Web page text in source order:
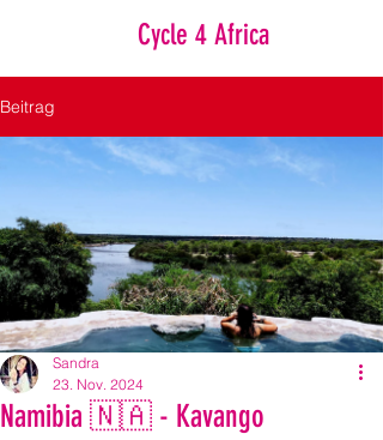
Cycle 4 Africa
Beitrag
Namibia 🇳🇦 - Kavango
Sandra
23. Nov. 2024